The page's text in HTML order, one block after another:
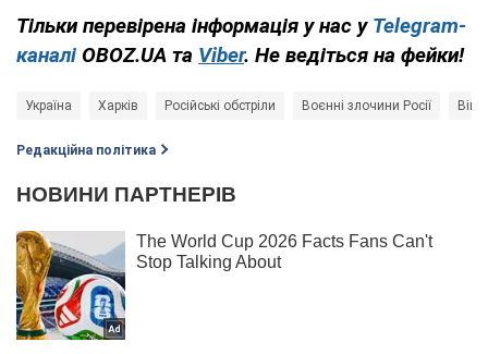
Тільки перевірена інформація у нас у Telegram-
каналі OBOZ.UA та Viber. Не ведіться на фейки!
Україна Харків Російські обстріли Воєнні злочини Росії
Редакційна політика